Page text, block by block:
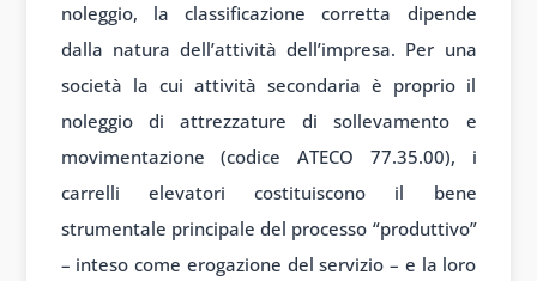
noleggio, la classificazione corretta dipende
dalla natura dell’attività dell’impresa. Per una
società la cui attività secondaria è proprio il
noleggio di attrezzature di sollevamento e
movimentazione (codice ATECO 77.35.00), i
carrelli elevatori costituiscono il bene
strumentale principale del processo “produttivo”
– inteso come erogazione del servizio – e la loro